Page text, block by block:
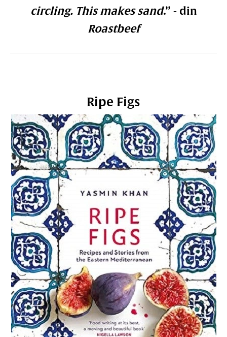
circling. This makes sand.” - din
Roastbeef
Ripe Figs